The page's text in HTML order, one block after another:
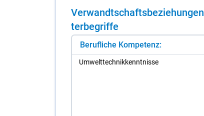
ter­be­grif­fe
Berufliche Kompetenz:
Um­welt­tech­nik­kennt­nis­se